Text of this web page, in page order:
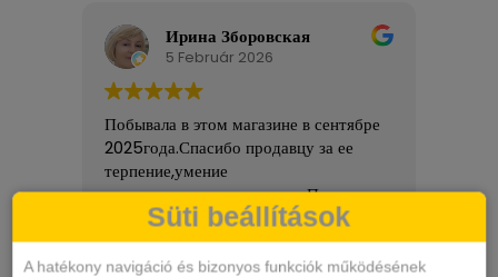
Ирина Зборовская
5 Február 2026
Побывала в этом магазине в сентябре
2025года.Спасибо продавцу за ее
терпение,умение
подсказать,угодить,помочь.Попросила
скидку,у меня был день рождения и
мне ее предоставили,спасибо,еще
приду обязательно.Рекомендую!!
Olvass tovább
Süti beállítások
A hatékony navigáció és bizonyos funkciók működésének